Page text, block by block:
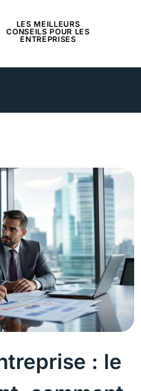
LES MEILLEURS
CONSEILS POUR LES
ENTREPRISES
: le